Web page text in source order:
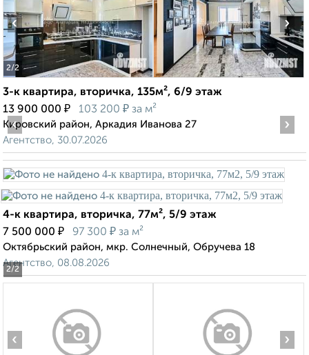
2/2
‹ ›
3-к квартира, вторичка, 135м², 6/9 этаж
13 900 000 ₽ 103 200 ₽ за м²
Кировский район, Аркадия Иванова 27
Агентство, 30.07.2026
2/2
‹ ›
4-к квартира, вторичка, 77м², 5/9 этаж
7 500 000 ₽ 97 300 ₽ за м²
Октябрьский район, мкр. Солнечный, Обручева 18
Агентство, 08.08.2026
‹ ›